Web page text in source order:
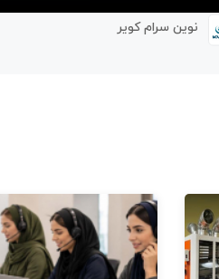
نوین سرام کویر